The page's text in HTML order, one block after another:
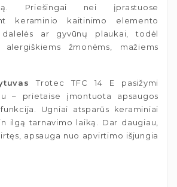
Priešingai nei įprastuose
keraminio kaitinimo elemento
ar gyvūnų plaukai, todėl
žmonėms, mažiems
Trotec TFC 14 E pasižymi
– prietaise įmontuota apsaugos
Ugniai atsparūs keraminiai
ilgą tarnavimo laiką. Dar daugiau,
apsauga nuo apvirtimo išjungia